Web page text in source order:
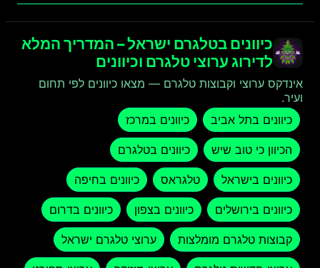
כיוונים בטלגרם ישראל – המדריך המלא
לדירוג ערוצי טלגרם וכיוונים
אינדקס ערוצי וקבוצות טלגרם — מצאו כיוונים לפי תחום
ועיר.
כיוונים בתל אביב
כיוונים במרכז
הכיוון כי טוב שיש כיוונים בטלגרם
כיוונים בישראל טלגראס כיוונים בחיפה
כיוונים בירושלים כיוונים בצפון כיוונים בדרום
קבוצות טלגרם מומלצות ערוצי טלגרם ישראל